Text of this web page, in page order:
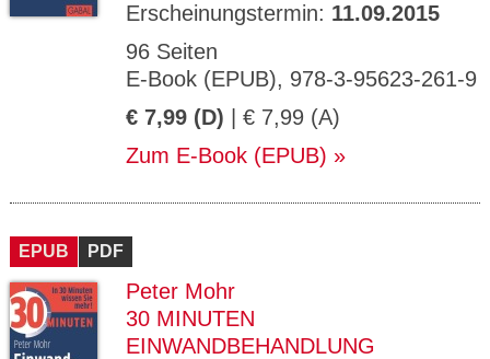
Erscheinungstermin: 11.09.2015
96 Seiten
E-Book (EPUB), 978-3-95623-261-9
€ 7,99 (D) | € 7,99 (A)
Zum E-Book (EPUB)
EPUB PDF
Peter Mohr
30 MINUTEN
EINWANDBEHANDLUNG